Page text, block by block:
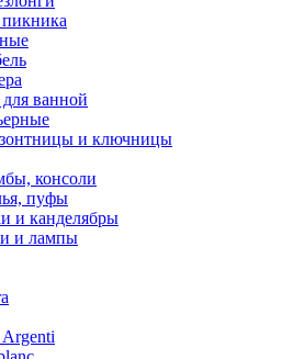
ванной
и ключницы
консоли
пуфы
и канделябры
и лампы